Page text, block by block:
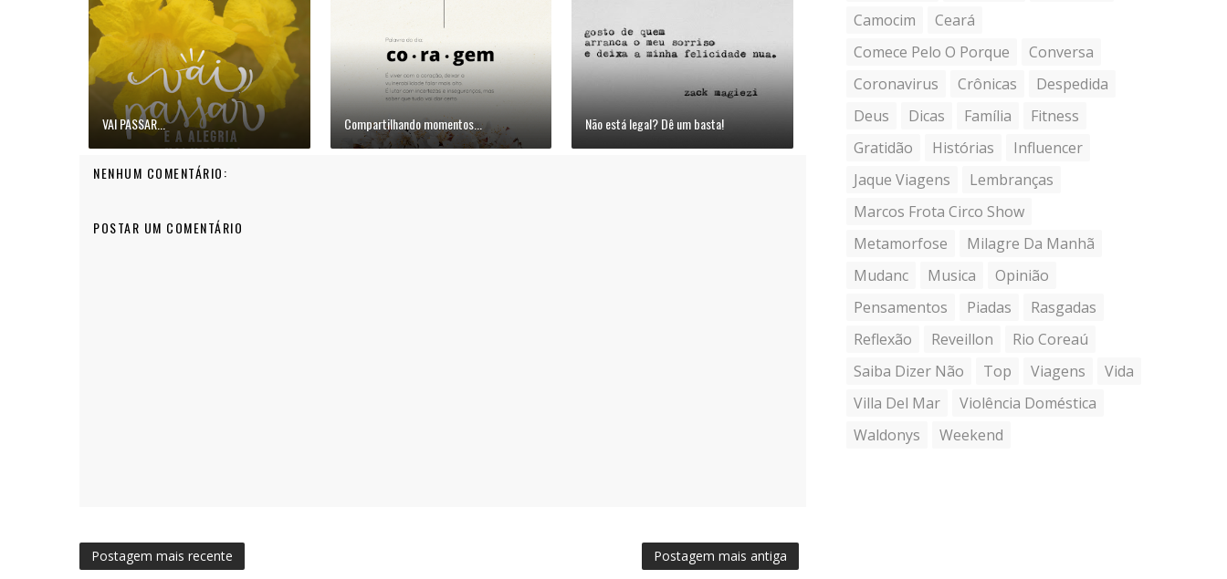
VAI PASSAR... Compartilhando momentos... Não está legal? Dê um basta!
NENHUM COMENTÁRIO:
POSTAR UM COMENTÁRIO
Postagem mais recente Postagem mais antiga
Camocim
Ceará
Comece Pelo O Porque
Conversa
Coronavirus
Crônicas
Despedida
Deus
Dicas Família
Fitness
Gratidão
Histórias
Influencer
Jaque Viagens
Lembranças
Marcos Frota Circo Show
Metamorfose
Milagre Da Manhã
Mudanc
Musica
Opinião
Pensamentos
Piadas
Rasgadas
Reflexão
Reveillon
Rio Coreaú
Saiba Dizer Não
Top Viagens
Vida
Villa Del Mar
Violência Doméstica
Waldonys
Weekend